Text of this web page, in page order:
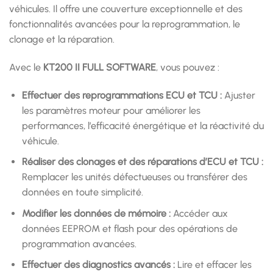
véhicules. Il offre une couverture exceptionnelle et des
fonctionnalités avancées pour la reprogrammation, le
clonage et la réparation.
Avec le KT200 II FULL SOFTWARE, vous pouvez :
Effectuer des reprogrammations ECU et TCU :Ajuster
les paramètres moteur pour améliorer les
performances, l’efficacité énergétique et la réactivité du
véhicule.
Réaliser des clonages et des réparations d’ECU et TCU :
Remplacer les unités défectueuses ou transférer des
données en toute simplicité.
Modifier les données de mémoire :Accéder aux
données EEPROM et flash pour des opérations de
programmation avancées.
Effectuer des diagnostics avancés :Lire et effacer les